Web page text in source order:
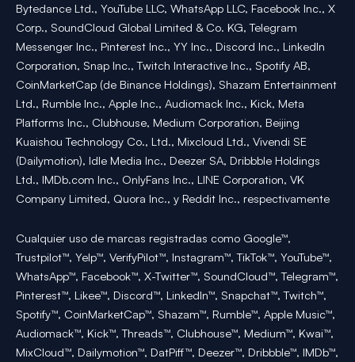
Bytedance Ltd., YouTube LLC, WhatsApp LLC, Facebook Inc., X
Corp., SoundCloud Global Limited & Co. KG, Telegram
Messenger Inc., Pinterest Inc., YY Inc., Discord Inc., LinkedIn
Corporation, Snap Inc., Twitch Interactive Inc., Spotify AB,
CoinMarketCap (de Binance Holdings), Shazam Entertainment
Ltd., Rumble Inc., Apple Inc., Audiomack Inc., Kick, Meta
Platforms Inc., Clubhouse, Medium Corporation, Beijing
Kuaishou Technology Co., Ltd., Mixcloud Ltd., Vivendi SE
(Dailymotion), Idle Media Inc., Deezer SA, Dribbble Holdings
Ltd., IMDb.com Inc., OnlyFans Inc., LINE Corporation, VK
Company Limited, Quora Inc., y Reddit Inc., respectivamente
Cualquier uso de marcas registradas como Google™,
Trustpilot™, Yelp™, VerifyPilot™, Instagram™, TikTok™, YouTube™,
WhatsApp™, Facebook™, X-Twitter™, SoundCloud™, Telegram™,
Pinterest™, Likee™, Discord™, LinkedIn™, Snapchat™, Twitch™,
Spotify™, CoinMarketCap™, Shazam™, Rumble™, Apple Music™,
Audiomack™, Kick™, Threads™, Clubhouse™, Medium™, Kwai™,
MixCloud™, Dailymotion™, DatPiff™, Deezer™, Dribbble™, IMDb™,